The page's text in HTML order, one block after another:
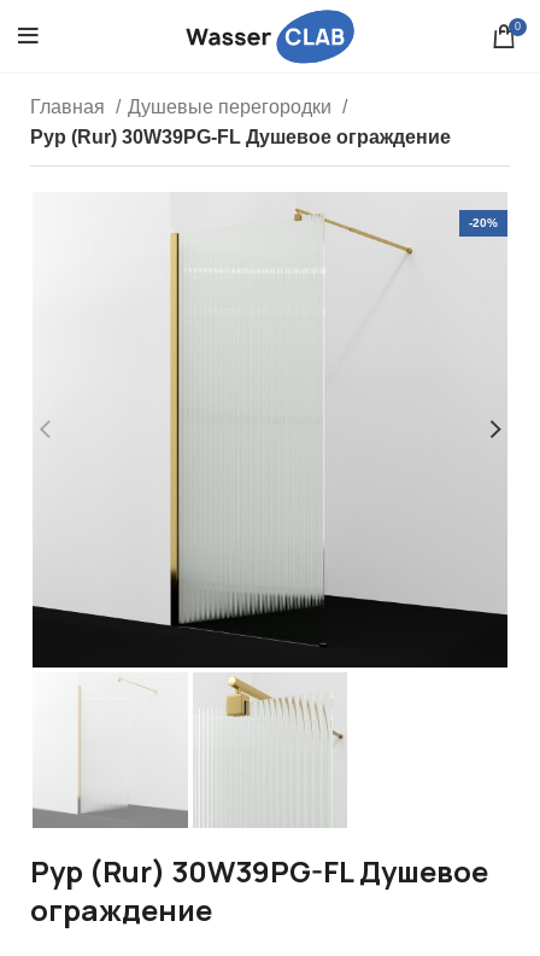
0
Главная
Душевые перегородки
Рур (Rur) 30W39PG-FL Душевое ограждение
-20%
Рур (Rur) 30W39PG-FL Душевое
ограждение